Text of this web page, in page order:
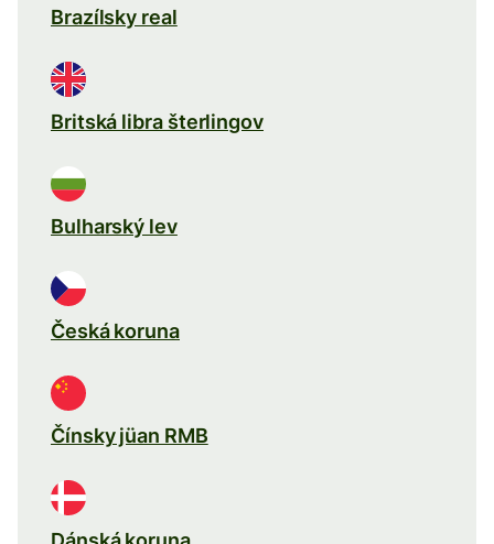
Brazílsky real
Britská libra šterlingov
Bulharský lev
Česká koruna
Čínsky jüan RMB